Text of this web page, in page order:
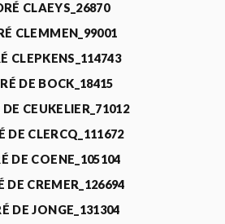
CLAEYS_26870
CLEMMEN_99001
CLEPKENS_114743
DE BOCK_18415
CEUKELIER_71012
DE CLERCQ_111672
DE COENE_105104
DE CREMER_126694
DE JONGE_131304